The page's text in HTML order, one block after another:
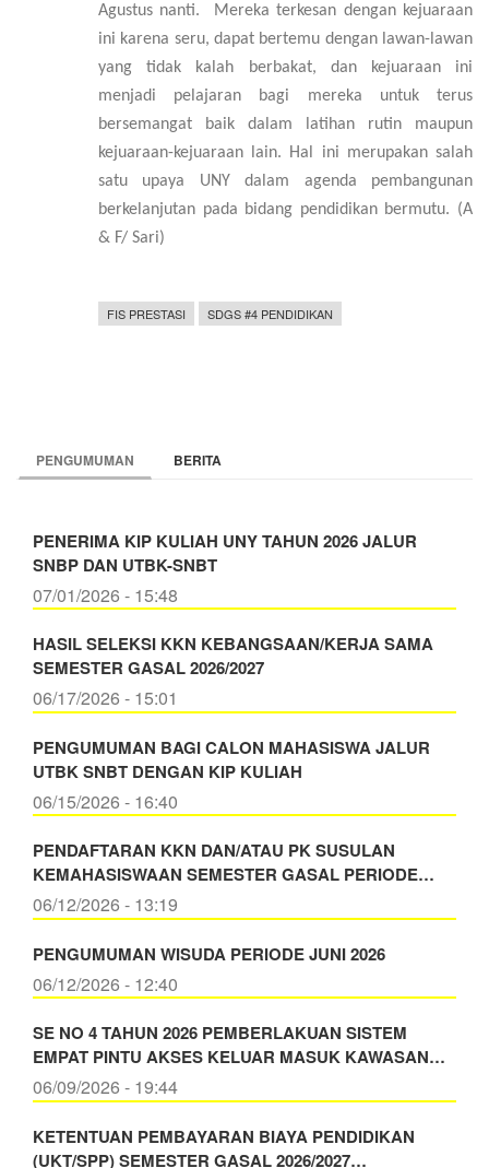
Agustus nanti. Mereka terkesan dengan kejuaraan
ini karena seru, dapat bertemu dengan lawan-lawan
yang tidak kalah berbakat, dan kejuaraan ini
menjadi pelajaran bagi mereka untuk terus
bersemangat baik dalam latihan rutin maupun
kejuaraan-kejuaraan lain. Hal ini merupakan salah
satu upaya UNY dalam agenda pembangunan
berkelanjutan pada bidang pendidikan bermutu. (A
& F/ Sari)
FIS PRESTASI SDGS #4 PENDIDIKAN
PENGUMUMAN BERITA
PENERIMA KIP KULIAH UNY TAHUN 2026 JALUR
SNBP DAN UTBK-SNBT
07/01/2026 - 15:48
HASIL SELEKSI KKN KEBANGSAAN/KERJA SAMA
SEMESTER GASAL 2026/2027
06/17/2026 - 15:01
PENGUMUMAN BAGI CALON MAHASISWA JALUR
UTBK SNBT DENGAN KIP KULIAH
06/15/2026 - 16:40
PENDAFTARAN KKN DAN/ATAU PK SUSULAN
KEMAHASISWAAN SEMESTER GASAL PERIODE…
06/12/2026 - 13:19
PENGUMUMAN WISUDA PERIODE JUNI 2026
06/12/2026 - 12:40
SE NO 4 TAHUN 2026 PEMBERLAKUAN SISTEM
EMPAT PINTU AKSES KELUAR MASUK KAWASAN…
06/09/2026 - 19:44
KETENTUAN PEMBAYARAN BIAYA PENDIDIKAN
(UKT/SPP) SEMESTER GASAL 2026/2027…